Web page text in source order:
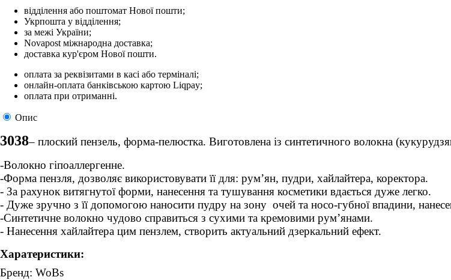
відділення або поштомат Нової пошти;
Укрпошта у відділення;
за межі України;
Novapost міжнародна доставка;
доставка кур'єром Нової пошти.
оплата за реквізитами в касі або терміналі;
онлайн-оплата банківською картою Liqpay;
оплата при отриманні.
Опис
3038– плоский пензель, форма-пелюстка. Виготовлена із синтетичного волокна
-Волокно гіпоаллергенне.
-Форма пензля, дозволяє використовувати її для: рум’ян, пудри, хайлайтера, коректора.
- За рахунок витягнутої форми, нанесення та тушування косметики вдається дуже легко.
- Дуже зручно з її допомогою наносити пудру на зону очей та носо-губної впадини,
-Синтетичне волокно чудово справиться з сухими та кремовими рум’янами.
- Нанесення хайлайтера цим пензлем, створить актуальний дзеркальний ефект.
Харатеристики:
Бренд: WoBs